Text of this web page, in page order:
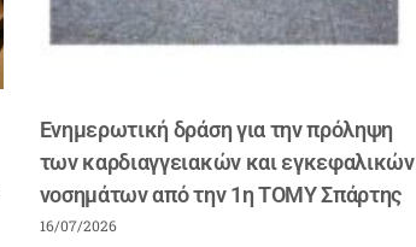
Ενημερωτική δράση για την πρόληψη
των καρδιαγγειακών και εγκεφαλικών
νοσημάτων από την 1η ΤΟΜΥ Σπάρτης
16/07/2026